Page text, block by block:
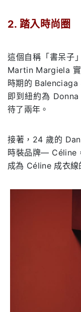
2. 踏入時尚圈
這個自稱「書呆子
Martin Margiela
時期的 Balenciaga
即到紐約為 Donna
待了兩年。
接著，24 歲的
時裝品牌— Céline
成為 Céline 成衣線